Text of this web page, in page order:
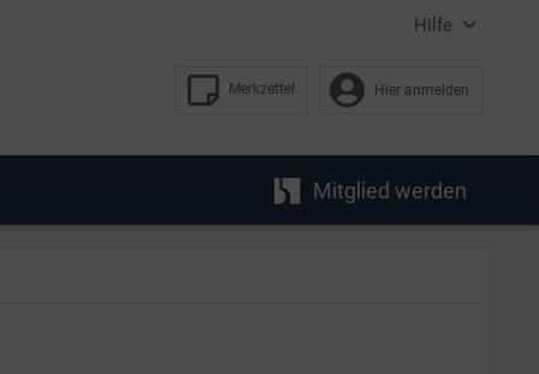
Hilfe
Merkzettel Hier anmelden
Mitglied werden